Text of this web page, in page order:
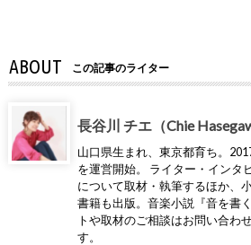
ABOUT この記事のライター
長谷川 チエ（Chie
山口県生まれ、東京都育ち。
を運営開始。 ライター・インタ
について取材・執筆するほか、
書籍も出版。音楽小説『音を書
トや取材のご相談はお問い合わ
す。